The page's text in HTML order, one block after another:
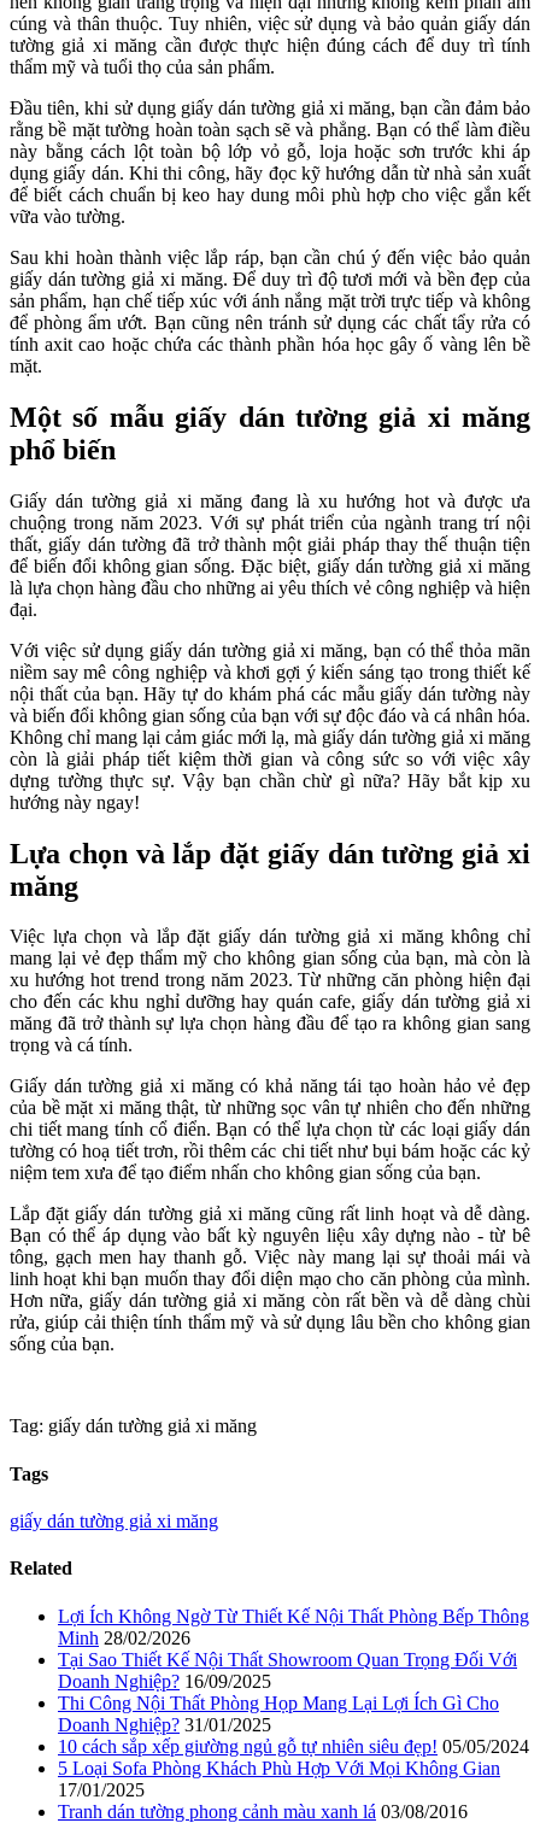
cúng và thân thuộc. Tuy nhiên, việc sử dụng và bảo quản giấy dán
tường giả xi măng cần được thực hiện đúng cách để duy trì tính
thẩm mỹ và tuổi thọ của sản phẩm.
Đầu tiên, khi sử dụng giấy dán tường giả xi măng, bạn cần đảm bảo
rằng bề mặt tường hoàn toàn sạch sẽ và phẳng. Bạn có thể làm điều
này bằng cách lột toàn bộ lớp vỏ gỗ, loja hoặc sơn trước khi áp
dụng giấy dán. Khi thi công, hãy đọc kỹ hướng dẫn từ nhà sản xuất
để biết cách chuẩn bị keo hay dung môi phù hợp cho việc gắn kết
vữa vào tường.
Sau khi hoàn thành việc lắp ráp, bạn cần chú ý đến việc bảo quản
giấy dán tường giả xi măng. Để duy trì độ tươi mới và bền đẹp của
sản phẩm, hạn chế tiếp xúc với ánh nắng mặt trời trực tiếp và không
để phòng ẩm ướt. Bạn cũng nên tránh sử dụng các chất tẩy rửa có
tính axit cao hoặc chứa các thành phần hóa học gây ố vàng lên bề
mặt.
Một số mẫu giấy dán tường giả xi măng
phổ biến
Giấy dán tường giả xi măng đang là xu hướng hot và được ưa
chuộng trong năm 2023. Với sự phát triển của ngành trang trí nội
thất, giấy dán tường đã trở thành một giải pháp thay thế thuận tiện
để biến đổi không gian sống. Đặc biệt, giấy dán tường giả xi măng
là lựa chọn hàng đầu cho những ai yêu thích vẻ công nghiệp và hiện
đại.
Với việc sử dụng giấy dán tường giả xi măng, bạn có thể thỏa mãn
niềm say mê công nghiệp và khơi gợi ý kiến ​​sáng tạo trong thiết kế
nội thất của bạn. Hãy tự do khám phá các mẫu giấy dán tường này
và biến đổi không gian sống của bạn với sự độc đáo và cá nhân hóa.
Không chỉ mang lại cảm giác mới lạ, mà giấy dán tường giả xi măng
còn là giải pháp tiết kiệm thời gian và công sức so với việc xây
dựng tường thực sự. Vậy bạn chần chừ gì nữa? Hãy bắt kịp xu
hướng này ngay!
Lựa chọn và lắp đặt giấy dán tường giả xi
măng
Việc lựa chọn và lắp đặt giấy dán tường giả xi măng không chỉ
mang lại vẻ đẹp thẩm mỹ cho không gian sống của bạn, mà còn là
xu hướng hot trend trong năm 2023. Từ những căn phòng hiện đại
cho đến các khu nghỉ dưỡng hay quán cafe, giấy dán tường giả xi
măng đã trở thành sự lựa chọn hàng đầu để tạo ra không gian sang
trọng và cá tính.
Giấy dán tường giả xi măng có khả năng tái tạo hoàn hảo vẻ đẹp
của bề mặt xi măng thật, từ những sọc vân tự nhiên cho đến những
chi tiết mang tính cổ điển. Bạn có thể lựa chọn từ các loại giấy dán
tường có hoạ tiết trơn, rồi thêm các chi tiết như bụi bám hoặc các kỷ
niệm tem xưa để tạo điểm nhấn cho không gian sống của bạn.
Lắp đặt giấy dán tường giả xi măng cũng rất linh hoạt và dễ dàng.
Bạn có thể áp dụng vào bất kỳ nguyên liệu xây dựng nào - từ bê
tông, gạch men hay thanh gỗ. Việc này mang lại sự thoải mái và
linh hoạt khi bạn muốn thay đổi diện mạo cho căn phòng của mình.
Hơn nữa, giấy dán tường giả xi măng còn rất bền và dễ dàng chùi
rửa, giúp cải thiện tính thẩm mỹ và sử dụng lâu bền cho không gian
sống của bạn.
Tag: giấy dán tường giả xi măng
Tags
giấy dán tường giả xi măng
Related
Lợi Ích Không Ngờ Từ Thiết Kế Nội Thất Phòng Bếp Thông
Minh 28/02/2026
Tại Sao Thiết Kế Nội Thất Showroom Quan Trọng Đối Với
Doanh Nghiệp? 16/09/2025
Thi Công Nội Thất Phòng Họp Mang Lại Lợi Ích Gì Cho
Doanh Nghiệp? 31/01/2025
10 cách sắp xếp giường ngủ gỗ tự nhiên siêu đẹp! 05/05/2024
5 Loại Sofa Phòng Khách Phù Hợp Với Mọi Không Gian
17/01/2025
Tranh dán tường phong cảnh màu xanh lá 03/08/2016